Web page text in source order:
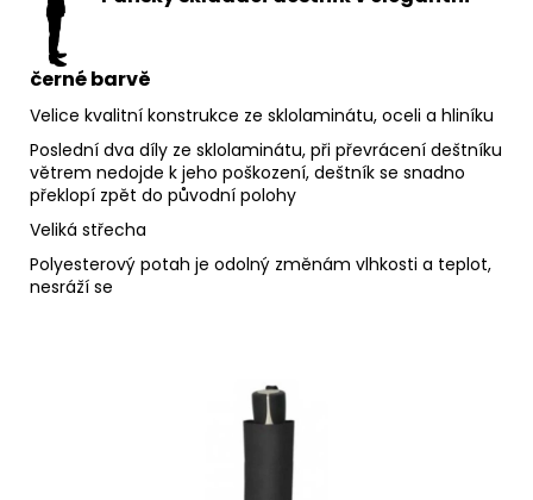
černé barvě
Velice kvalitní konstrukce ze sklolaminátu, oceli a hliníku
Poslední dva díly ze sklolaminátu, při převrácení deštníku
větrem nedojde k jeho poškození, deštník se snadno
překlopí zpět do původní polohy
Veliká střecha
Polyesterový potah je odolný změnám vlhkosti a teplot,
nesráží se